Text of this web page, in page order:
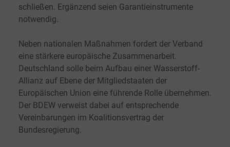
schließen. Ergänzend seien Garantieinstrumente
notwendig.
Neben nationalen Maßnahmen fordert der Verband
eine stärkere europäische Zusammenarbeit.
Deutschland solle beim Aufbau einer Wasserstoff-
Allianz auf Ebene der Mitgliedstaaten der
Europäischen Union eine führende Rolle übernehmen.
Der BDEW verweist dabei auf entsprechende
Vereinbarungen im Koalitionsvertrag der
Bundesregierung.